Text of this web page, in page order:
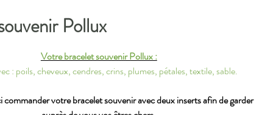
Pollux
Votre bracelet souvenir Pollux :
: poils, cheveux, cendres, crins, plumes, pétales, textile, sable.
commander votre bracelet souvenir avec deux inserts afin de garder